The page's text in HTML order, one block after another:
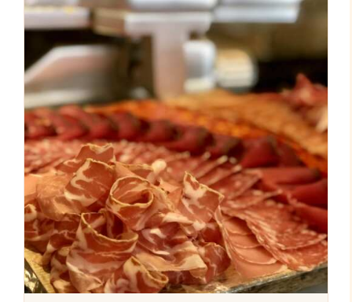
AJOUTER AU PANIER
/
DÉTAILS